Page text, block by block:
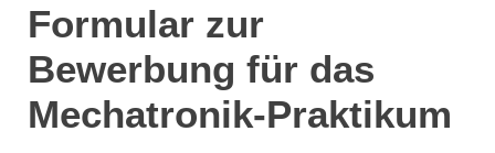
Formular zur
Bewerbung für das
Mechatronik-Praktikum